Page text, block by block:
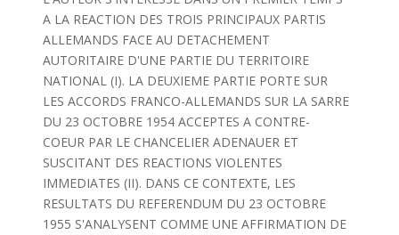
A LA REACTION DES TROIS PRINCIPAUX PARTIS
ALLEMANDS FACE AU DETACHEMENT
AUTORITAIRE D'UNE PARTIE DU TERRITOIRE
NATIONAL (I). LA DEUXIEME PARTIE PORTE SUR
LES ACCORDS FRANCO-ALLEMANDS SUR LA SARRE
DU 23 OCTOBRE 1954 ACCEPTES A CONTRE-
COEUR PAR LE CHANCELIER ADENAUER ET
SUSCITANT DES REACTIONS VIOLENTES
IMMEDIATES (II). DANS CE CONTEXTE, LES
RESULTATS DU REFERENDUM DU 23 OCTOBRE
1955 S'ANALYSENT COMME UNE AFFIRMATION DE